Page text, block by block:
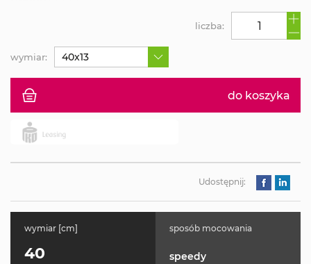
do koszyka
liczba:
wymiar: 40x13
Udostępnij:
wymiar [cm]
40
sposób mocowania
speedy